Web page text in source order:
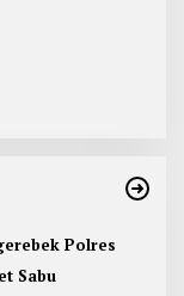
Polres
Sabu